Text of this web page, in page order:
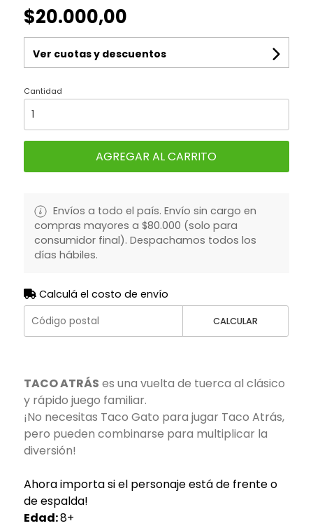
$20.000,00
Ver cuotas y descuentos
Cantidad
AGREGAR AL CARRITO
Envíos a todo el país. Envío sin cargo en
compras mayores a $80.000 (solo para
consumidor final). Despachamos todos los
días hábiles.
Calculá el costo de envío
CALCULAR
TACO ATRÁS es una vuelta de tuerca al clásico
y rápido juego familiar.
¡No necesitas Taco Gato para jugar Taco Atrás,
pero pueden combinarse para multiplicar la
diversión!
Ahora importa si el personaje está de frente o
de espalda!
Edad:8+